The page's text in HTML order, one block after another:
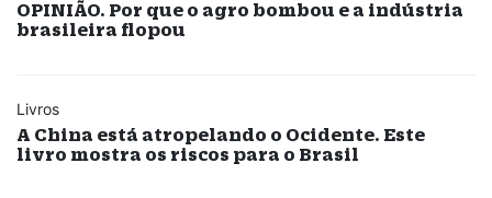
OPINIÃO. Por que o agro bombou e a indústria
brasileira flopou
Livros
A China está atropelando o Ocidente. Este
livro mostra os riscos para o Brasil